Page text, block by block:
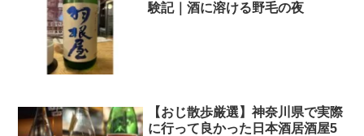
験記｜酒に溶ける野毛の夜
【おじ散歩厳選】神奈川県で実際
に行って良かった日本酒居酒屋5